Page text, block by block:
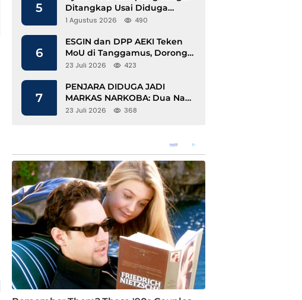
5
Ditangkap Usai Diduga
Hamili Anak di Bawah Umur
1 Agustus 2026 490
6
ESGIN dan DPP AEKI Teken
MoU di Tanggamus, Dorong
Ekonomi Hijau Berbasis Kopi
23 Juli 2026 423
7
PENJARA DIDUGA JADI
MARKAS NARKOBA: Dua Napi
Rajabasa Bebas Gunakan HP,
23 Juli 2026 368